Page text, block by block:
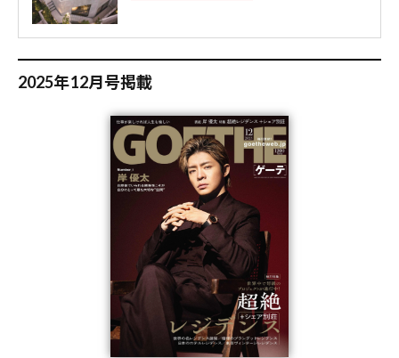
2025年12月号掲載